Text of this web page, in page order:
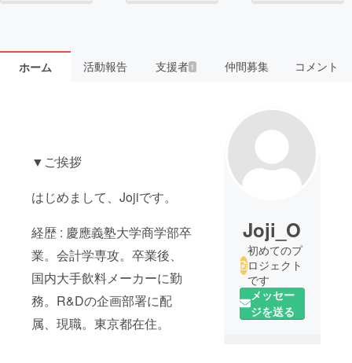
ホーム 活動報告 支援者 1 仲間募集 コメント
▼ご挨拶
はじめまして、Jojiです。
経歴 : 慶應義塾大学商学部卒
業。会計学専攻。卒業後、
国内大手飲料メーカーに勤
務。R&Dの企画部署に配
属、現職。東京都在住。
Joji_O
初めてのプ
ロジェクト
です
メッセー
ジを送る